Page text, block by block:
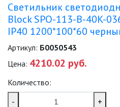
Светильник
Block SPO-113-B-40K-
IP40 1200*100*60
Артикул: Б0050543
Цена: 4210.02 руб.
Количество:
-
+